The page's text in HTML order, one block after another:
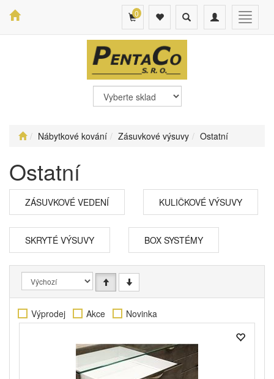
Toggle
Toggle
navigation
Toggle
search
0
Nábytkové kování Zásuvkové výsuvy Ostatní
Ostatní
ZÁSUVKOVÉ VEDENÍ KULIČKOVÉ VÝSUVY
SKRYTÉ VÝSUVY BOX SYSTÉMY
Výprodej Akce Novinka